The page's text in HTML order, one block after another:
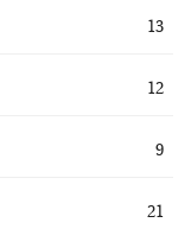
13
12
9
21